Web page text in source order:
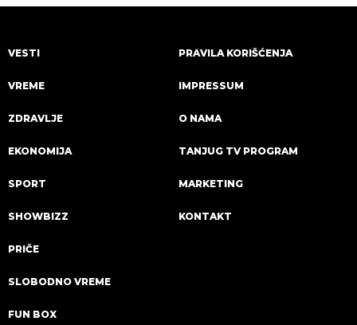
VESTI
VREME
ZDRAVLJE
EKONOMIJA
SPORT
SHOWBIZZ
PRIČE
SLOBODNO VREME
FUN BOX
PRAVILA KORIŠĆENJA
IMPRESSUM
O NAMA
TANJUG TV PROGRAM
MARKETING
KONTAKT